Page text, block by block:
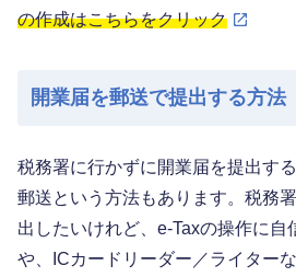
の作成はこちらをクリック
開業届を郵送で提出する方法
税務署に行かずに開業届を提出す
郵送という方法もあります。税務
出したいけれど、e-Taxの操作に自
や、ICカードリーダー／ライター